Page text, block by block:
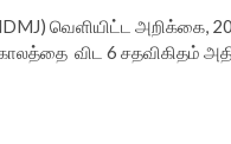
வெளியிட்ட அறிக்கை,
விட 6 சதவிகிதம்